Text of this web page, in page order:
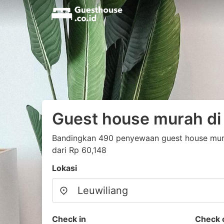
Guest house murah
Bandingkan 490 penyewaan guest house
dari Rp 60,148
Lokasi
Check in Check